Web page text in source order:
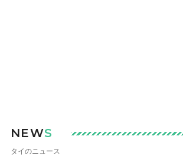
NEWS
タイのニュース